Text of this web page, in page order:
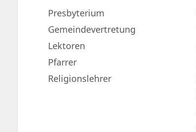
Presbyterium
Gemeindevertretung
Lektoren
Pfarrer
Religionslehrer